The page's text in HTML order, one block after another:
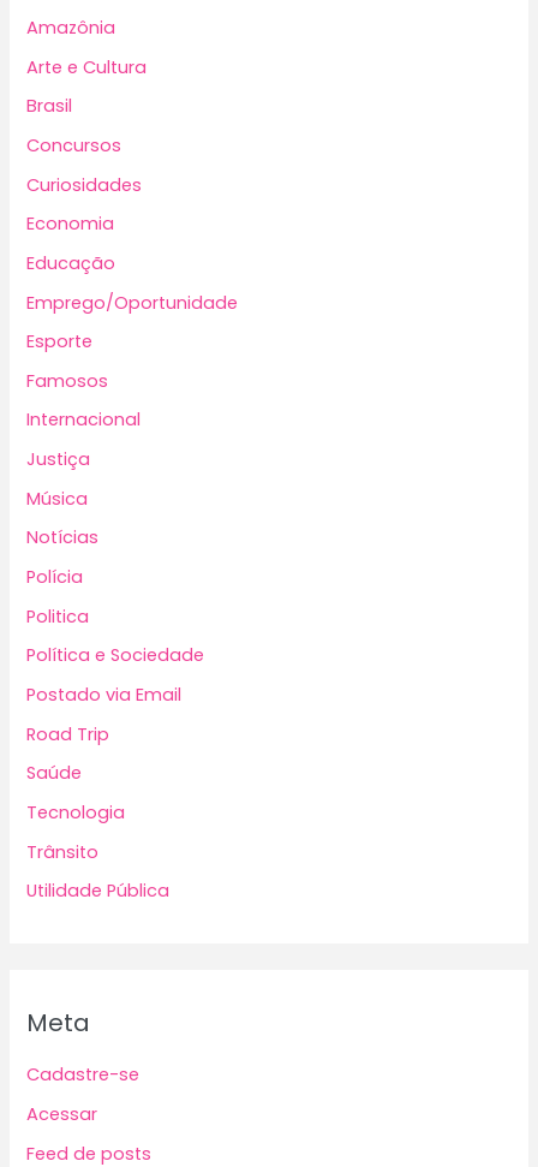
Amazônia
Arte e Cultura
Brasil
Concursos
Curiosidades
Economia
Educação
Emprego/Oportunidade
Esporte
Famosos
Internacional
Justiça
Música
Notícias
Polícia
Politica
Política e Sociedade
Postado via Email
Road Trip
Saúde
Tecnologia
Trânsito
Utilidade Pública
Meta
Cadastre-se
Acessar
Feed de posts